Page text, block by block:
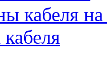
кабеля
кабеля